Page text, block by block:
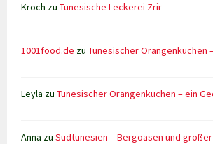
Kroch zuTunesische Leckerei Zrir
1001food.de zuTunesischer Orangenkuchen
Leyla zuTunesischer Orangenkuchen – ein
Anna zuSüdtunesien – Bergoasen und